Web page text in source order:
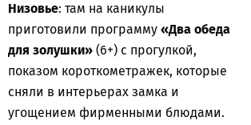
Низовье: там на каникулы
приготовили программу «Два обеда
для золушки» (6+) с прогулкой,
показом короткометражек, которые
сняли в интерьерах замка и
угощением фирменными блюдами.